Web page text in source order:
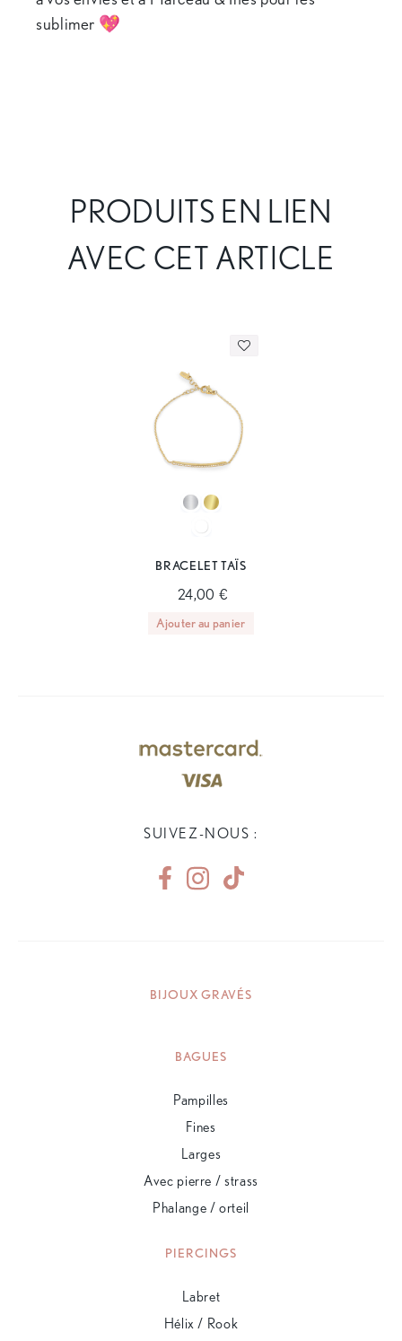
sublimer 💖
PRODUITS EN LIEN
AVEC CET ARTICLE
BRACELET TAÏS
24,00 €
Ajouter au panier
SUIVEZ-NOUS :
BIJOUX GRAVÉS
BAGUES
Pampilles
Fines
Larges
Avec pierre / strass
Phalange / orteil
PIERCINGS
Labret
Hélix / Rook